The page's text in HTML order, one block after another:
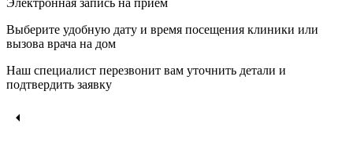
Выберите удобную дату и время посещения клиники или
вызова врача на дом
Наш специалист перезвонит вам уточнить детали и
подтвердить заявку